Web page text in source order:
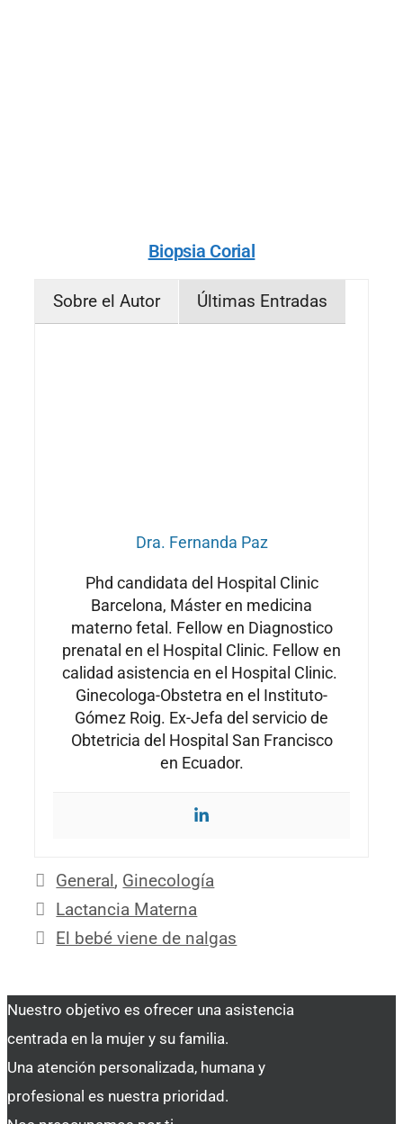
Biopsia Corial
Sobre el Autor Últimas Entradas
Dra. Fernanda Paz
Phd candidata del Hospital Clinic
Barcelona, Máster en medicina
materno fetal. Fellow en Diagnostico
prenatal en el Hospital Clinic. Fellow en
calidad asistencia en el Hospital Clinic.
Ginecologa-Obstetra en el Instituto-
Gómez Roig. Ex-Jefa del servicio de
Obtetricia del Hospital San Francisco
en Ecuador.
Categorías
General, Ginecología
Lactancia Materna
El bebé viene de nalgas
Nuestro objetivo es ofrecer una asistencia
centrada en la mujer y su familia.
Una atención personalizada, humana y
profesional es nuestra prioridad.